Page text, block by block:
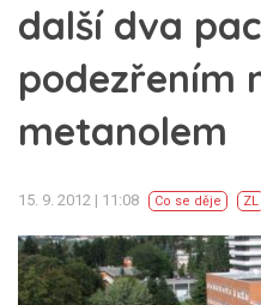
další dva
podezřením
metanolem
15. 9. 2012 | 11:08 Co se děje ZL